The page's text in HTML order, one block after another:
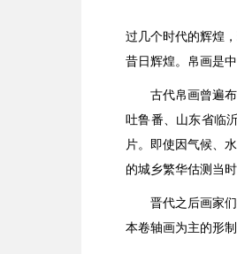
过几个时代的辉煌
昔日辉煌。帛画是
古代帛画曾遍
吐鲁番、山东省临
片。即使因气候、
的城乡繁华估测当
晋代之后画家
本卷轴画为主的形制